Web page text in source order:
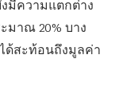
มีความแตกต่าง
มาณ 20% บาง
ด้สะท้อนถึงมูลค่า